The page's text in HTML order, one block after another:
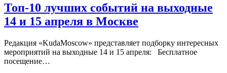
Топ-10 лучших событий на выходные
14 и 15 апреля в Москве
Редакция «KudaMoscow» представляет подборку интересных
мероприятий на выходные 14 и 15 апреля: Бесплатное
посещение…